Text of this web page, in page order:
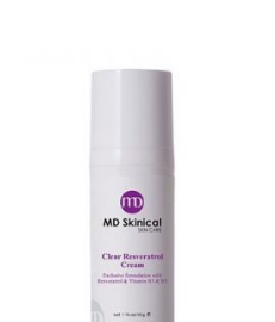
原
格：
NT$3,800。